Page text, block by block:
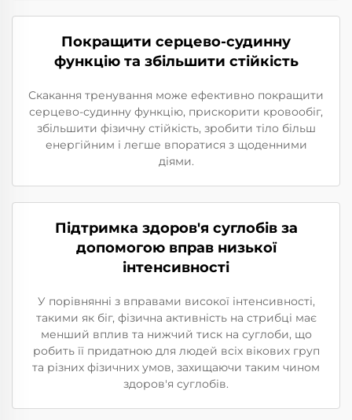
Покращити серцево-судинну
функцію та збільшити стійкість
Скакання тренування може ефективно покращити
серцево-судинну функцію, прискорити кровообіг,
збільшити фізичну стійкість, зробити тіло більш
енергійним і легше впоратися з щоденними
діями.
Підтримка здоров'я суглобів за
допомогою вправ низької
інтенсивності
У порівнянні з вправами високої інтенсивності,
такими як біг, фізична активність на стрибці має
менший вплив та нижчий тиск на суглоби, що
робить її придатною для людей всіх вікових груп
та різних фізичних умов, захищаючи таким чином
здоров'я суглобів.